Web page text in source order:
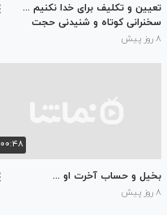
تعیین و تکلیف برای خدا نکنیم ...
سخنرانی کوتاه و شنیدنی حجت
الاسلام حسینی قمی
۸ روز پیش
۰۰:۴۸
بخیل و حساب آخرت او ...
۸ روز پیش